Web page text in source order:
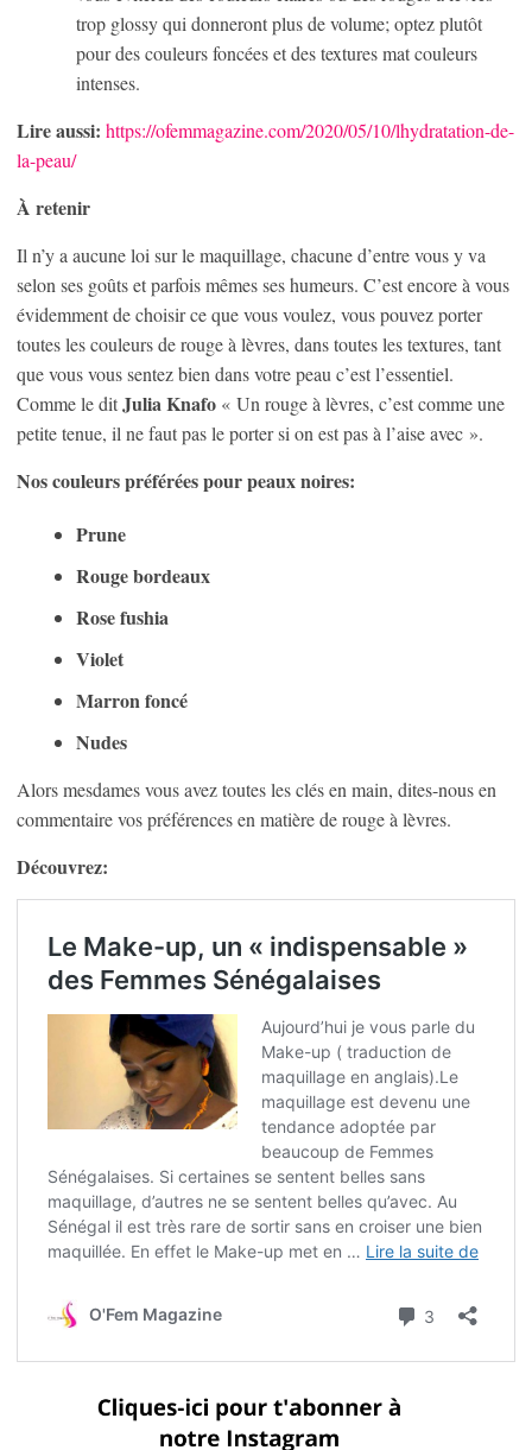
trop glossy qui donneront plus de volume; optez plutôt
pour des couleurs foncées et des textures mat couleurs
intenses.
Lire aussi: https://ofemmagazine.com/2020/05/10/lhydratation-de-
la-peau/
À retenir
Il n’y a aucune loi sur le maquillage, chacune d’entre vous y va
selon ses goûts et parfois mêmes ses humeurs. C’est encore à vous
évidemment de choisir ce que vous voulez, vous pouvez porter
toutes les couleurs de rouge à lèvres, dans toutes les textures, tant
que vous vous sentez bien dans votre peau c’est l’essentiel.
Comme le ditJulia Knafo « Un rouge à lèvres, c’est comme une
petite tenue, il ne faut pas le porter si on est pas à l’aise avec ».
Nos couleurs préférées pour peaux noires:
Prune
Rouge bordeaux
Rose fushia
Violet
Marron foncé
Nudes
Alors mesdames vous avez toutes les clés en main, dites-nous en
commentaire vos préférences en matière de rouge à lèvres.
Découvrez: